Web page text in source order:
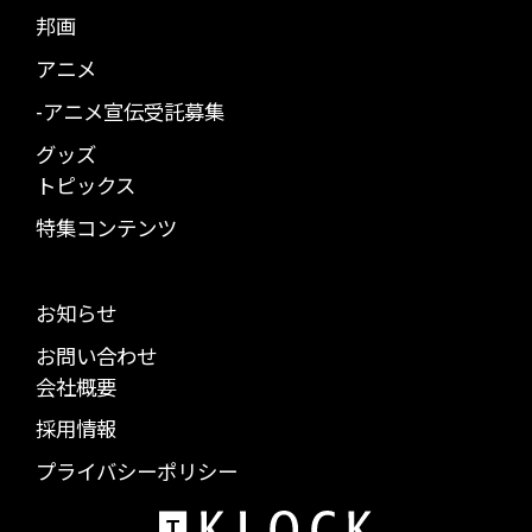
邦画
アニメ
-アニメ宣伝受託募集
グッズ
トピックス
特集コンテンツ
お知らせ
お問い合わせ
会社概要
採用情報
プライバシーポリシー